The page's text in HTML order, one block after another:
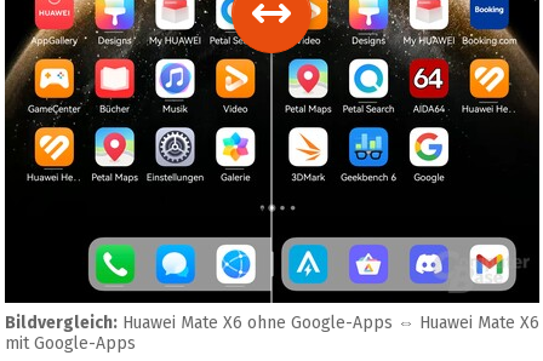
Bildvergleich:Huawei Mate X6 ohne Google-Apps ⇔ Huawei Mate X6
mit Google-Apps